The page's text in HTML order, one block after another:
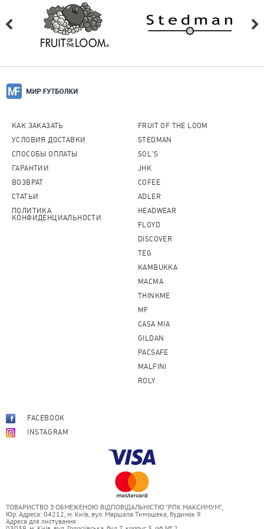
Обмен возможен в случаи брака.
Обмен возможен на товар той же модели, только
в другом размере.
КАК ЗАКАЗАТЬ
УСЛОВИЯ ДОСТАВКИ
СПОСОБЫ ОПЛАТЫ
ГАРАНТИИ
ВОЗВРАТ
СТАТЬИ
ПОЛИТИКА
КОНФИДЕНЦИАЛЬНОСТИ
FRUIT OF THE LOOM
STEDMAN
SOL'S
JHK
COFEE
ADLER
HEADWEAR
FLOYD
DISCOVER
TEG
KAMBUKKA
MACMA
THINKME
MF
CASA MIA
GILDAN
PACSAFE
MALFINI
ROLY
FACEBOOK
INSTAGRAM
ТОВАРИСТВО З ОБМЕЖЕНОЮ ВІДПОВІДАЛЬНІСТЮ “РПК МАКСИМУМ”,
Юр. Адреса: 04212, м. Київ, вул. Маршала Тимошека, будинок 9
Адреса для листування: